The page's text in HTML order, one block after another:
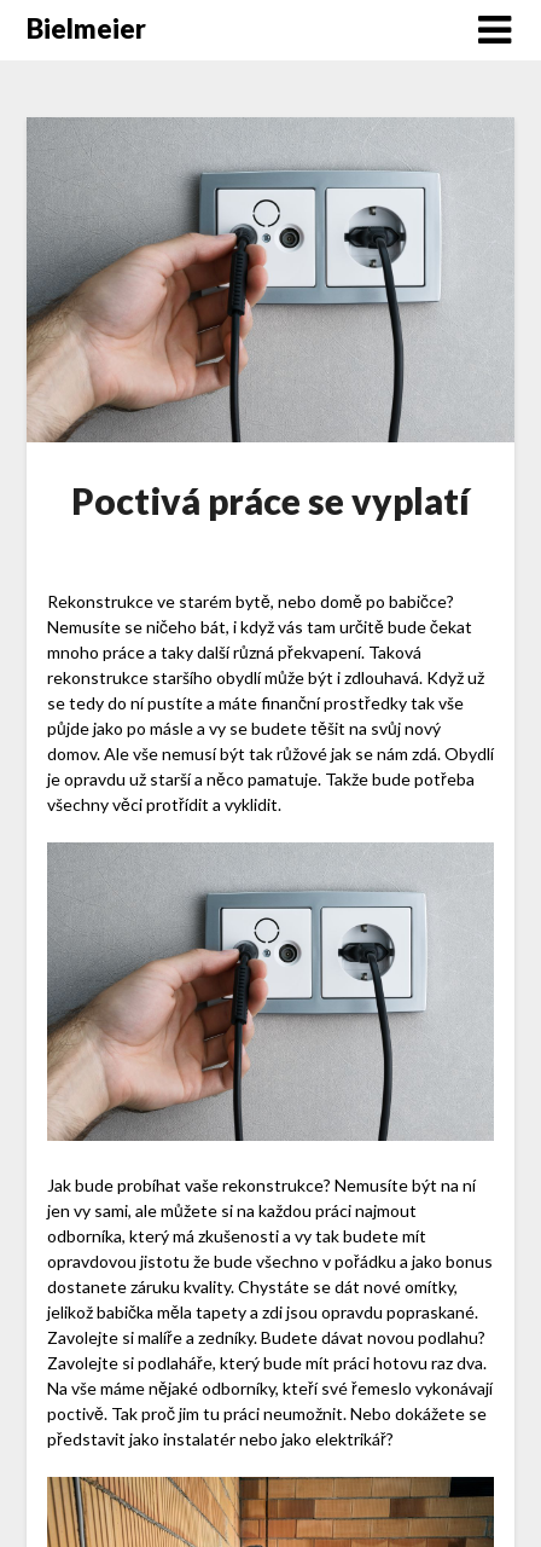
SkipBielmeier
Poctivá práce se vyplatí
Rekonstrukce ve starém bytě, nebo domě po babičce?
Nemusíte se ničeho bát, i když vás tam určitě bude čekat
mnoho práce a taky další různá překvapení. Taková
rekonstrukce staršího obydlí může být i zdlouhavá. Když už
se tedy do ní pustíte a máte finanční prostředky tak vše
půjde jako po másle a vy se budete těšit na svůj nový
domov. Ale vše nemusí být tak růžové jak se nám zdá. Obydlí
je opravdu už starší a něco pamatuje. Takže bude potřeba
všechny věci protřídit a vyklidit.
Jak bude probíhat vaše rekonstrukce? Nemusíte být na ní
jen vy sami, ale můžete si na každou práci najmout
odborníka, který má zkušenosti a vy tak budete mít
opravdovou jistotu že bude všechno v pořádku a jako bonus
dostanete záruku kvality. Chystáte se dát nové omítky,
jelikož babička měla tapety a zdi jsou opravdu popraskané.
Zavolejte si malíře a zedníky. Budete dávat novou podlahu?
Zavolejte si podlaháře, který bude mít práci hotovu raz dva.
Na vše máme nějaké odborníky, kteří své řemeslo vykonávají
poctivě. Tak proč jim tu práci neumožnit. Nebo dokážete se
představit jako instalatér nebo jako elektrikář?